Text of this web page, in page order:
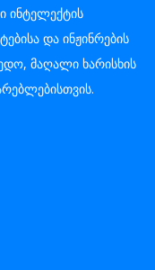
ინტელექტის
და ინჟინრების
მაღალი ხარისხის